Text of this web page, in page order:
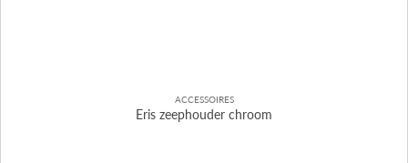
ACCESSOIRES
Eris zeephouder chroom